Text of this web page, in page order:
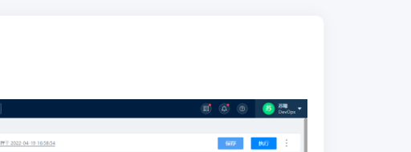
准入门禁，也支持作为应用发布前的准出